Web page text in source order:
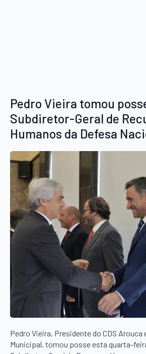
Pedro Vieira tomou
Subdiretor-Geral de
Humanos da Defesa
Pedro Vieira, Presidente do CDS Arouca
Municipal, tomou posse esta quarta-